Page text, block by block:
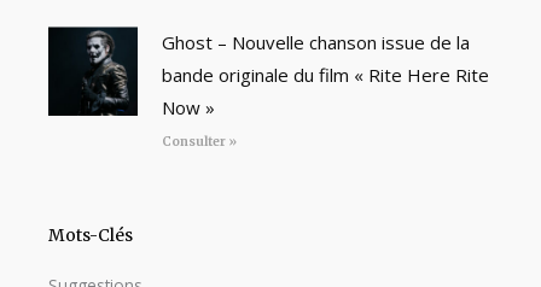
Ghost – Nouvelle chanson issue de la
bande originale du film « Rite Here Rite
Now »
Consulter »
Mots-Clés